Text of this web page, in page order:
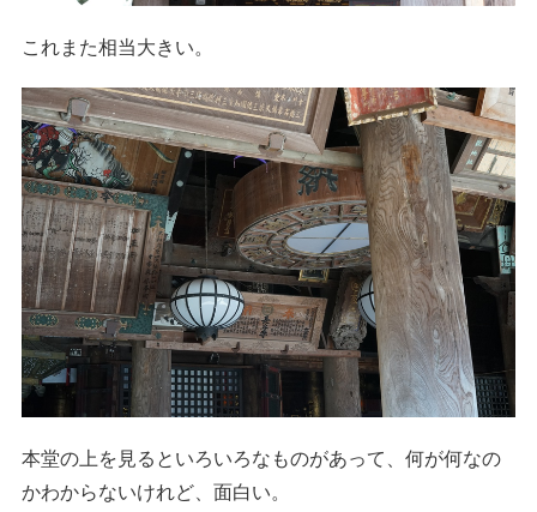
これまた相当大きい。
本堂の上を見るといろいろなものがあって、何が何なの
かわからないけれど、面白い。